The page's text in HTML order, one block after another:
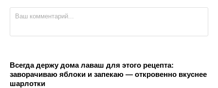
Всегда держу дома лаваш для этого рецепта:
заворачиваю яблоки и запекаю — откровенно вкуснее
шарлотки